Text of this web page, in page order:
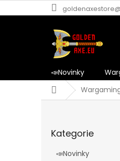
na
📣Novinky
Domů
kategorie
Kategorie
📣Novinky